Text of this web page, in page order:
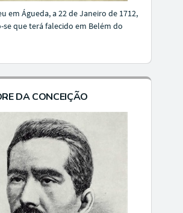
em Águeda, a 22 de Janeiro de 1712,
que terá falecido em Belém do
DA CONCEIÇÃO